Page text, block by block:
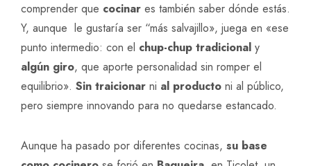
comprender que cocinar es también saber dónde estás.
Y, aunque le gustaría ser “más salvajillo», juega en «ese
punto intermedio: con el chup-chup tradicional y
algún giro, que aporte personalidad sin romper el
equilibrio». Sin traicionar ni al producto ni al público,
pero siempre innovando para no quedarse estancado.
Aunque ha pasado por diferentes cocinas, su base